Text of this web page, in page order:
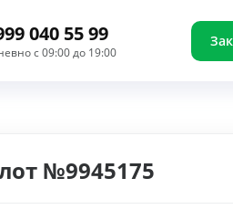
040 55 99
с 09:00 до 19:00
№9945175